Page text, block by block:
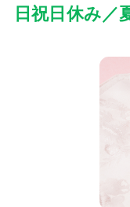
採用情報
会社情報
お知らせ
日祝日休み／